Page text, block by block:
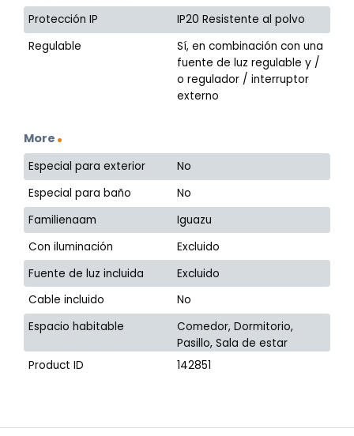
Protección IP
IP20 Resistente al polvo
Regulable
Sí, en combinación con una
fuente de luz regulable y /
o regulador / interruptor
externo
More
Especial para exterior
No
Especial para baño
No
Familienaam
Iguazu
Con iluminación
Excluido
Fuente de luz incluida
Excluido
Cable incluido
No
Espacio habitable
Comedor, Dormitorio,
Pasillo, Sala de estar
Product ID
142851